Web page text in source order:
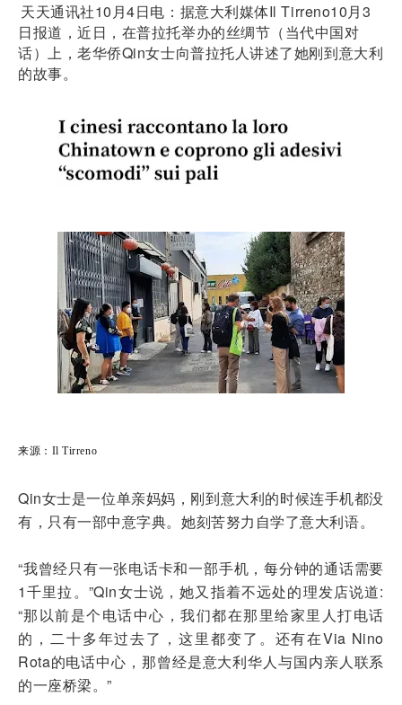
天天通讯社10月4日电：据意大利媒体Il Tirreno10月3
日报道，近日，在普拉托举办的丝绸节（当代中国对
话）上，老华侨Qin女士向普拉托人讲述了她刚到意大利
的故事。
来源：Il Tirreno
Qin女士是一位单亲妈妈，刚到意大利的时候连手机都没
有，只有一部中意字典。她刻苦努力自学了意大利语。
“我曾经只有一张电话卡和一部手机，每分钟的通话需要
1千里拉。”Qin女士说，她又指着不远处的理发店说道:
“那以前是个电话中心，我们都在那里给家里人打电话
的，二十多年过去了，这里都变了。还有在Via Nino
Rota的电话中心，那曾经是意大利华人与国内亲人联系
的一座桥梁。”